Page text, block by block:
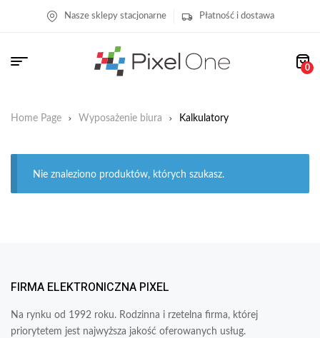
Nasze sklepy stacjonarne Płatność i dostawa
0
Home Page Wyposażenie biura Kalkulatory
Nie znaleziono produktów, których szukasz.
FIRMA ELEKTRONICZNA PIXEL
Na rynku od 1992 roku. Rodzinna i rzetelna firma, której
priorytetem jest najwyższa jakość oferowanych usług.